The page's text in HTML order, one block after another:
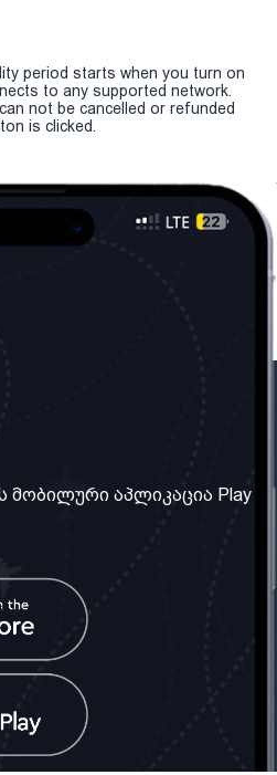
period starts when you turn on
to any supported network.
not be cancelled or refunded
is clicked.
წესები და პირობები
კითხვები
სოციალური ქსელი
მობილური აპლიკაცია Play